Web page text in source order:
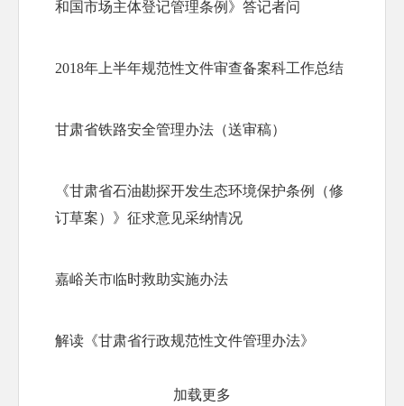
和国市场主体登记管理条例》答记者问
2018年上半年规范性文件审查备案科工作总结
甘肃省铁路安全管理办法（送审稿）
《甘肃省石油勘探开发生态环境保护条例（修
订草案）》征求意见采纳情况
嘉峪关市临时救助实施办法
解读《甘肃省行政规范性文件管理办法》
加载更多